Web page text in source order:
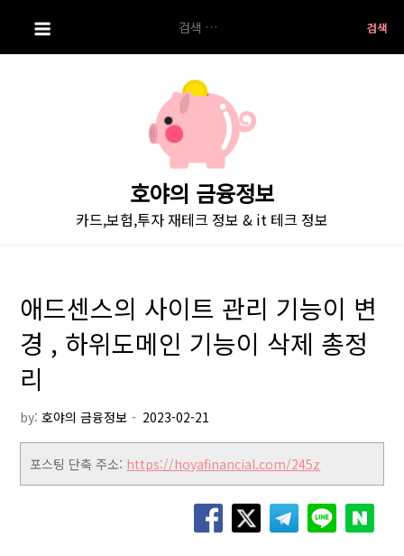
i
색:
호야의 금융정보
카드,보험,투자 재테크 정보 & it 테크 정보
애드센스의 사이트 관리 기능이 변
경 , 하위도메인 기능이 삭제 총정
리
by:호야의 금융정보
포스팅 단축 주소: https://hoyafinancial.com/245z